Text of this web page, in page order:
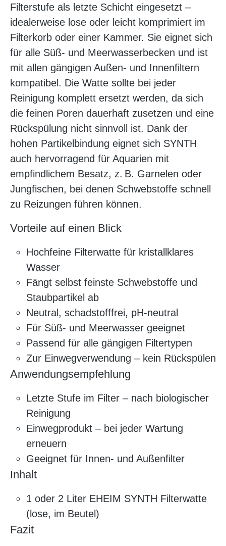
Filterstufe als letzte Schicht eingesetzt –
idealerweise lose oder leicht komprimiert im
Filterkorb oder einer Kammer. Sie eignet sich
für alle Süß- und Meerwasserbecken und ist
mit allen gängigen Außen- und Innenfiltern
kompatibel. Die Watte sollte bei jeder
Reinigung komplett ersetzt werden, da sich
die feinen Poren dauerhaft zusetzen und eine
Rückspülung nicht sinnvoll ist. Dank der
hohen Partikelbindung eignet sich SYNTH
auch hervorragend für Aquarien mit
empfindlichem Besatz, z. B. Garnelen oder
Jungfischen, bei denen Schwebstoffe schnell
zu Reizungen führen können.
Vorteile auf einen Blick
Hochfeine Filterwatte für kristallklares
Wasser
Fängt selbst feinste Schwebstoffe und
Staubpartikel ab
Neutral, schadstofffrei, pH-neutral
Für Süß- und Meerwasser geeignet
Passend für alle gängigen Filtertypen
Zur Einwegverwendung – kein Rückspülen
Anwendungsempfehlung
Letzte Stufe im Filter – nach biologischer
Reinigung
Einwegprodukt – bei jeder Wartung
erneuern
Geeignet für Innen- und Außenfilter
Inhalt
1 oder 2 Liter EHEIM SYNTH Filterwatte
(lose, im Beutel)
Fazit